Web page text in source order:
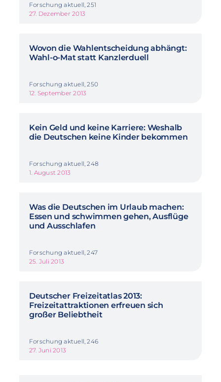
Forschung aktuell, 251
27. Dezember 2013
Wovon die Wahlentscheidung abhängt:
Wahl-o-Mat statt Kanzlerduell
Forschung aktuell, 250
12. September 2013
Kein Geld und keine Karriere: Weshalb
die Deutschen keine Kinder bekommen
Forschung aktuell, 248
1. August 2013
Was die Deutschen im Urlaub machen:
Essen und schwimmen gehen, Ausflüge
und Ausschlafen
Forschung aktuell, 247
25. Juli 2013
Deutscher Freizeitatlas 2013:
Freizeitattraktionen erfreuen sich
großer Beliebtheit
Forschung aktuell, 246
27. Juni 2013